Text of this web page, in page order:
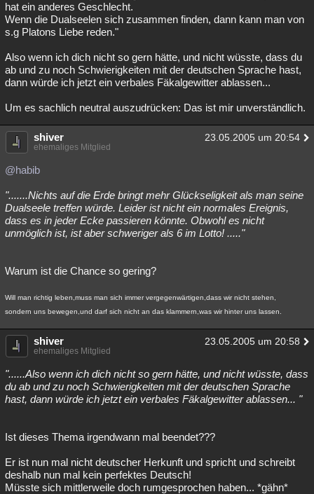
hat ein anderes Geschlecht.
Wenn die Dualseelen sich zusammen finden, dann kann man von
s.g Platons Liebe reden."
Also wenn ich dich nicht so gern hätte, und nicht wüsste, dass du
ab und zu noch Schwierigkeiten mit der deutschen Sprache hast,
dann würde ich jetzt ein verbales Fäkalgewitter ablassen...
Um es sachlich neutral auszudrücken: Das ist mir unverständlich.
shiver 23.05.2005 um 20:54
ehemaliges Mitglied
@habib
".......Nichts auf die Erde bringt mehr Glückseligkeit als man seine
Dualseele treffen würde. Leider ist nicht ein normales Ereignis,
dass es in jeder Ecke passieren könnte. Obwohl es nicht
unmöglich ist, ist aber schweriger als 6 im Lotto! ....."
Warum ist die Chance so gering?
Will man richtig leben,muss man sich immer vergegenwärtigen,dass wir nicht stehen,
sondern uns bewegen,und darf sich nicht an das klammern,was wir hinter uns lassen.
shiver 23.05.2005 um 20:58
ehemaliges Mitglied
"......Also wenn ich dich nicht so gern hätte, und nicht wüsste, dass
du ab und zu noch Schwierigkeiten mit der deutschen Sprache
hast, dann würde ich jetzt ein verbales Fäkalgewitter ablassen... "
Ist dieses Thema irgendwann mal beendet???
Er ist nun mal nicht deutscher Herkunft und spricht und schreibt
deshalb nun mal kein perfektes Deutsch!
Müsste sich mittlerweile doch rumgesprochen haben... *gähn*